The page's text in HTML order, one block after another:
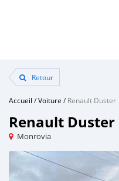
Retour
Accueil /Voiture /Renault Duster
Renault Duster
Monrovia